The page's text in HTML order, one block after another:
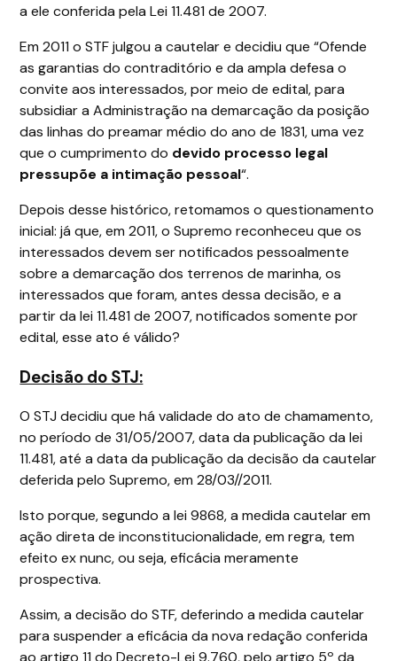
a ele conferida pela Lei 11.481 de 2007.
Em 2011 o STF julgou a cautelar e decidiu que “Ofende
as garantias do contraditório e da ampla defesa o
convite aos interessados, por meio de edital, para
subsidiar a Administração na demarcação da posição
das linhas do preamar médio do ano de 1831, uma vez
que o cumprimento do devido processo legal
pressupõe a intimação pessoal“.
Depois desse histórico, retomamos o questionamento
inicial: já que, em 2011, o Supremo reconheceu que os
interessados devem ser notificados pessoalmente
sobre a demarcação dos terrenos de marinha, os
interessados que foram, antes dessa decisão, e a
partir da lei 11.481 de 2007, notificados somente por
edital, esse ato é válido?
Decisão do STJ:
O STJ decidiu que há validade do ato de chamamento,
no período de 31/05/2007, data da publicação da lei
11.481, até a data da publicação da decisão da cautelar
deferida pelo Supremo, em 28/03//2011.
Isto porque, segundo a lei 9868, a medida cautelar em
ação direta de inconstitucionalidade, em regra, tem
efeito ex nunc, ou seja, eficácia meramente
prospectiva.
Assim, a decisão do STF, deferindo a medida cautelar
para suspender a eficácia da nova redação conferida
ao artigo 11 do Decreto-Lei 9.760, pelo artigo 5º da